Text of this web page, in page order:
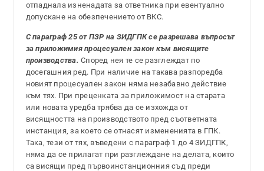
отпаднала изненадата за ответника при евентуално
допускане на обезпечението от ВКС.
С параграф 25 от ПЗР на ЗИДГПК се разрешава въпросът
за приложимия процесуален закон към висящите
производства. Според нея те се разглеждат по
досегашния ред. При наличие на такава разпоредба
новият процесуален закон няма незабавно действие
към тях. При преценката за приложимост на старата
или новата уредба трябва да се изхожда от
висящността на производството пред съответната
инстанция, за което се отнасят измененията в ГПК.
Така, тези от тях, въведени с параграф 1 до 4 ЗИДГПК,
няма да се прилагат при разглеждане на делата, които
са висящи пред първоинстанционния съд преди